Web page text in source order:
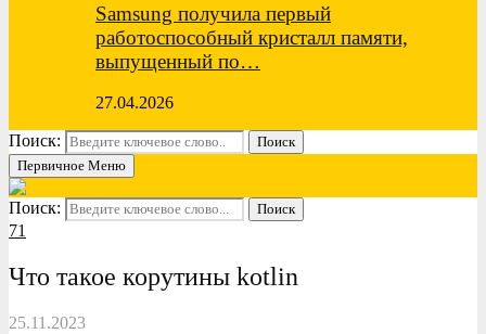
Samsung получила первый
работоспособный кристалл памяти,
выпущенный по…
27.04.2026
Поиск:
Поиск
Первичное Меню
Поиск: Поиск
71
Что такое корутины kotlin
25.11.2023